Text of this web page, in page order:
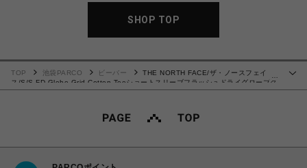
SHOP TOP
TOP 池袋PARCO ビーバー
THE NORTH FACE/ザ・ノースフェイ
ス/S/S FD Globe Grid Cotton Teeショートスリーブフラッシュドライグローブグ
リッドコットンティー